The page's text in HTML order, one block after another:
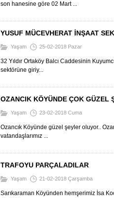
son hanesine göre 02 Mart ...
YUSUF MÜCEVHERAT İNŞAAT
Yaşam 25-02-2018 Pazar
32 Yıldır Ortaköy Balcı Caddesinin
sektörüne giriy...
OZANCIK KÖYÜNDE ÇOK GÜZEL
Yaşam 23-02-2018 Cuma
Ozancık Köyünde güzel şeyler oluyor..
vatandaşlarımız ...
TRAFOYU PARÇALADILAR
Yaşam 21-02-2018 Çarşamba
Sarıkaraman Köyünden hemşerimiz İsa